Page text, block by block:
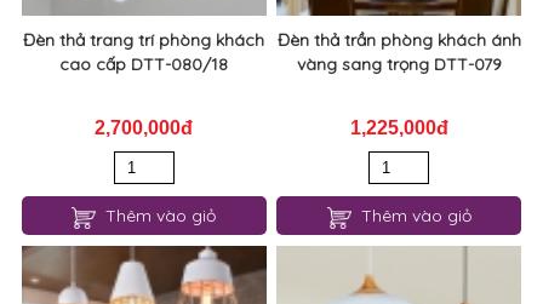
Đèn thả trang trí phòng khách
cao cấp DTT-080/18
2,700,000đ
Thêm vào giỏ
Đèn thả trần phòng khách ánh
vàng sang trọng DTT-079
1,225,000đ
Thêm vào giỏ